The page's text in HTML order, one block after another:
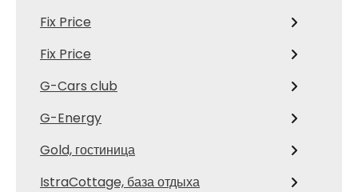
Fix Price
Fix Price
G-Cars club
G-Energy
Gold, гостиница
IstraCottage, база отдыха